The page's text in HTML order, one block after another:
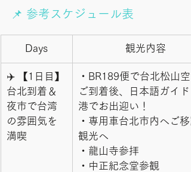
📌 参考スケジュール表
Days 観光内容
✈️ 【1日目】
台北到着＆
夜市で台湾
の雰囲気を
満喫
・BR189便で台北松山空
ご到着後、日本語ガイド
港でお出迎い！
・専用車台北市内へご
観光へ
・龍山寺参拝
・中正紀念堂参観